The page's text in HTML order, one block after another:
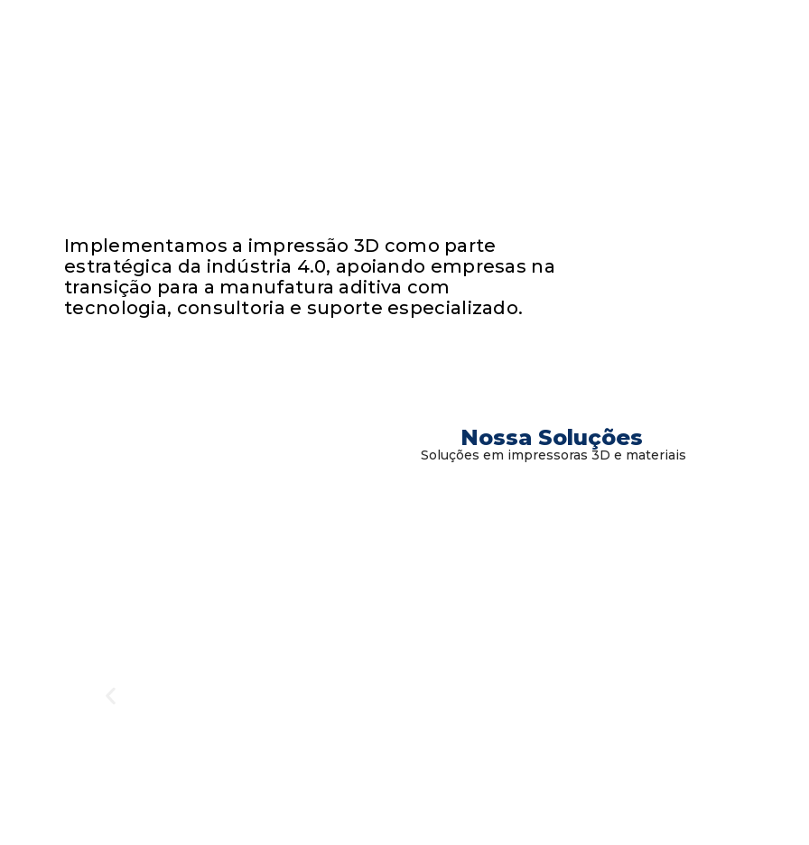
Implementamos a impressão 3D como parte
estratégica da indústria 4.0, apoiando empresas na
transição para a manufatura aditiva com
tecnologia, consultoria e suporte especializado.
Nossa Soluções
Soluções em impressoras 3D e materiais